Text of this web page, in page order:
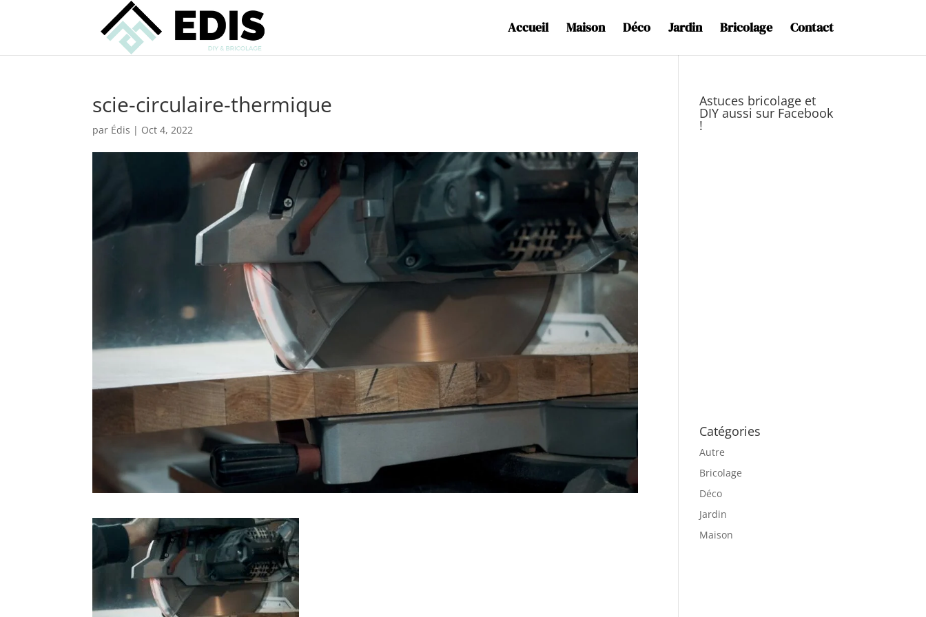
Accueil Maison Déco Jardin Bricolage Contact
scie-circulaire-thermique
par Édis | Oct 4, 2022
Astuces bricolage et
DIY aussi sur Facebook
!
Catégories
Autre
Bricolage
Déco
Jardin
Maison